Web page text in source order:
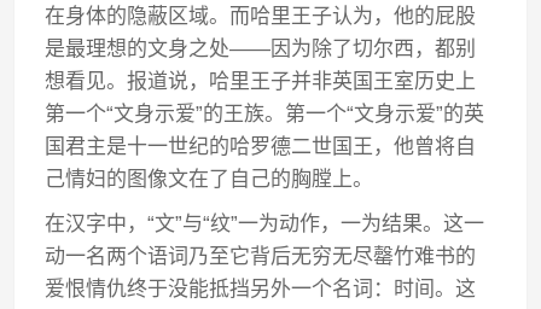
在身体的隐蔽区域。而哈里王子认为，他的屁股
是最理想的文身之处——因为除了切尔西，都别
想看见。报道说，哈里王子并非英国王室历史上
第一个“文身示爱”的王族。第一个“文身示爱”的英
国君主是十一世纪的哈罗德二世国王，他曾将自
己情妇的图像文在了自己的胸膛上。
在汉字中，“文”与“纹”一为动作，一为结果。这一
动一名两个语词乃至它背后无穷无尽罄竹难书的
爱恨情仇终于没能抵挡另外一个名词：时间。这